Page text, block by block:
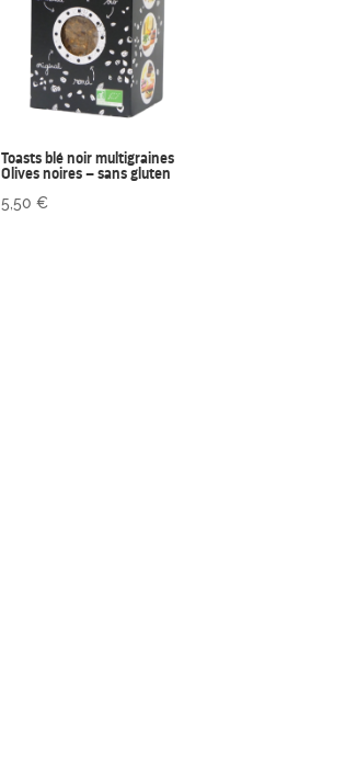
Toasts blé noir multigraines
Olives noires – sans gluten
5,50€